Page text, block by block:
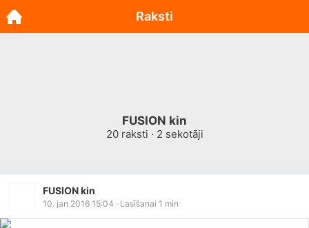
FUSION kin
20raksti · 2 sekotāji
FUSION kin
10. jan 2016 15:04 · Lasīšanai 1 min
Raksti